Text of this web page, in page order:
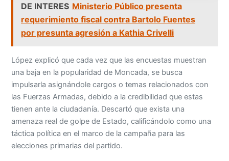
DE INTERES Ministerio Público presenta
requerimiento fiscal contra Bartolo Fuentes
por presunta agresión a Kathia Crivelli
López explicó que cada vez que las encuestas muestran
una baja en la popularidad de Moncada, se busca
impulsarla asignándole cargos o temas relacionados con
las Fuerzas Armadas, debido a la credibilidad que estas
tienen ante la ciudadanía. Descartó que exista una
amenaza real de golpe de Estado, calificándolo como una
táctica política en el marco de la campaña para las
elecciones primarias del partido.